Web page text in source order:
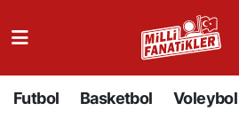
Futbol Basketbol Voleybol